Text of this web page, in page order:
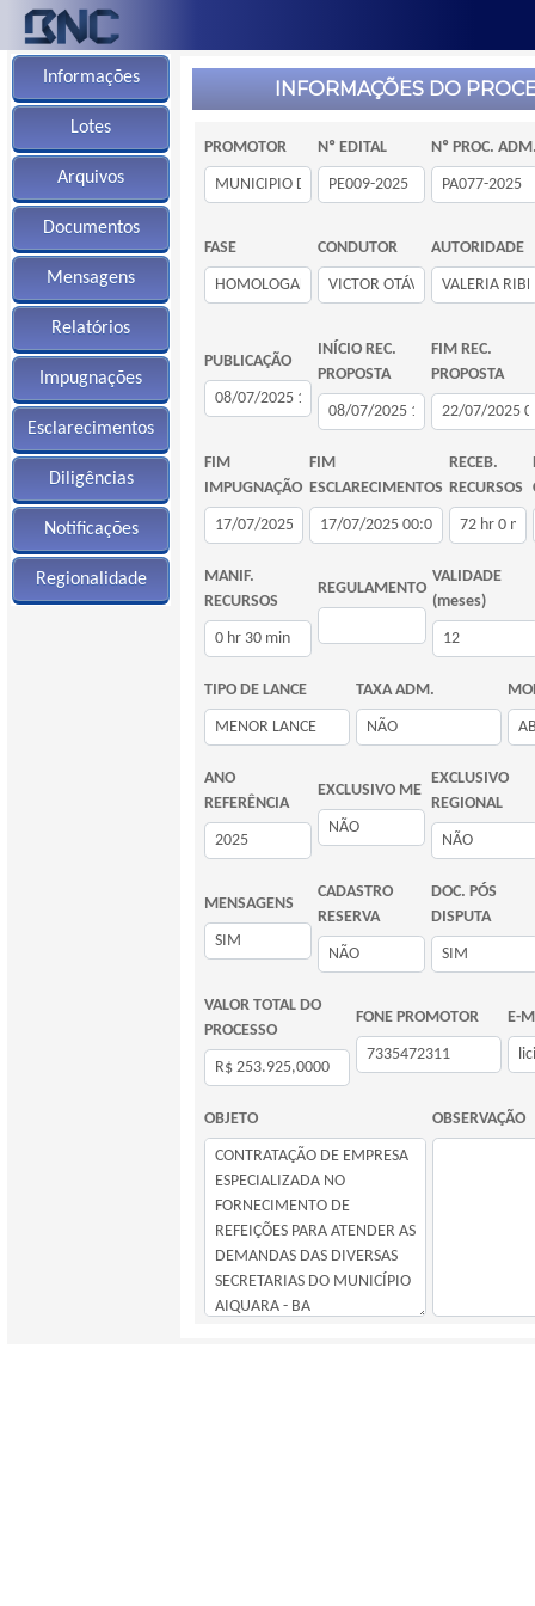
Informações
Lotes
Arquivos
Documentos
Mensagens
Relatórios
Impugnações
Esclarecimentos
Diligências
Notificações
Regionalidade
INFORMAÇÕES DO
PROMOTOR Nº EDITAL Nº PROC.
FASE CONDUTOR AUTORIDADE
PUBLICAÇÃO
INÍCIO REC.
PROPOSTA
FIM REC.
PROPOSTA
FIM
IMPUGNAÇÃO
FIM
ESCLARECIMENTOS
RECEB.
RECURSOS
MANIF.
RECURSOS
REGULAMENTO
VALIDADE
(meses)
TIPO DE LANCE TAXA ADM.
ANO
REFERÊNCIA
EXCLUSIVO ME
EXCLUSIVO
REGIONAL
MENSAGENS
CADASTRO
RESERVA
DOC. PÓS
DISPUTA
VALOR TOTAL DO
PROCESSO
FONE PROMOTOR E-
OBJETO OBSERVAÇÃO